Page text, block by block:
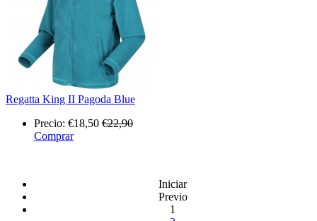
Regatta King II Pagoda Blue
Precio: €18,50 €22,90
Comprar
Iniciar
Previo
1